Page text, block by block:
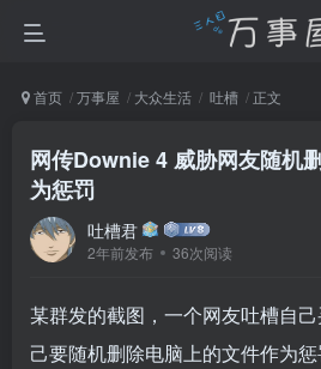
首页 万事屋 大众生活 吐槽 正文
网传Downie 4 威胁网友随机
为惩罚
吐槽君
2年前发布 36次阅读
某群发的截图，一个网友吐槽自
己要随机删除电脑上的文件作为惩